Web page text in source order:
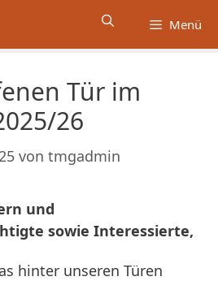
Menü
Tür im
26
von tmgadmin
und
sowie Interessierte,
hinter unseren Türen